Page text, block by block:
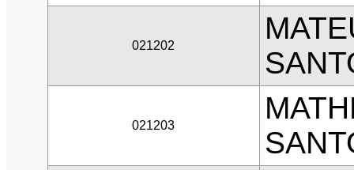
021202
021203